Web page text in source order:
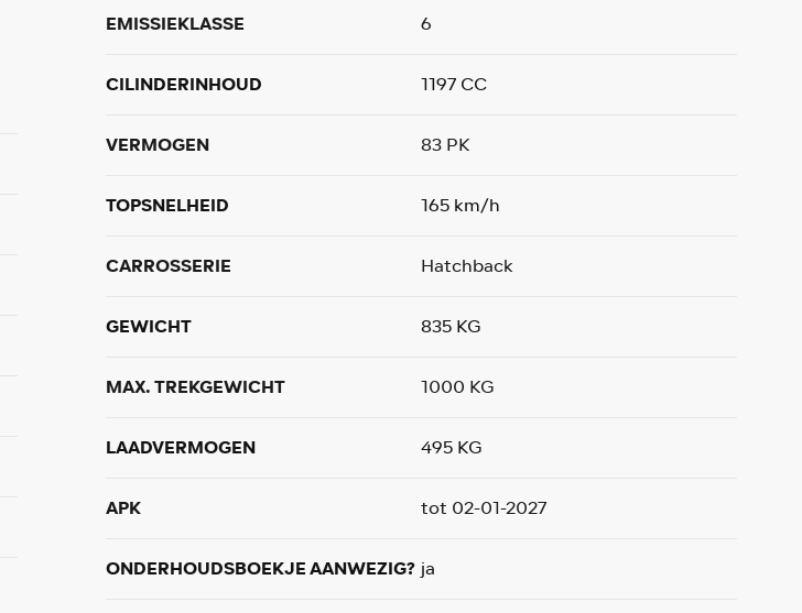
EMISSIEKLASSE 6
CILINDERINHOUD 1197 CC
VERMOGEN 83 PK
TOPSNELHEID 165 km/h
CARROSSERIE Hatchback
GEWICHT 835 KG
MAX. TREKGEWICHT 1000 KG
LAADVERMOGEN 495 KG
APK tot 02-01-2027
ONDERHOUDSBOEKJE AANWEZIG? ja